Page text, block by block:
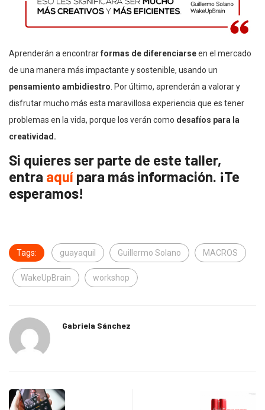
Aprenderán a encontrarformas de diferenciarseen el mercado
de una manera más impactante y sostenible, usando un
pensamiento ambidiestro. Por último, aprenderán a valorar y
disfrutar mucho más esta maravillosa experiencia que es tener
problemas en la vida, porque los verán como desafíos para la
creatividad.
Si quieres ser parte de este taller,
entra aquí para más información. ¡Te
esperamos!
Tags: guayaquil Guillermo Solano MACROS
WakeUpBrain workshop
Gabriela Sánchez